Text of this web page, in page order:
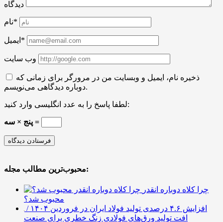
دیدگاه
نام*
ایمیل*
وب سایت
ذخیره نام، ایمیل و وبسایت من در مرورگر برای زمانی که
دوباره دیدگاهی می‌نویسم.
لطفا پاسخ را به عدد انگلیسی وارد کنید:
پنج × سه =
محبوب‌ترین مطالب مجله:
چرا کلاه دوباره انقدر
محبوب شد؟
افزایش ۴.۶ درصدی تولید فولاد ایران در فروردین ۱۴۰۴ /
افت تولید ورق‌های فولادی زنگ خطری برای صنعت